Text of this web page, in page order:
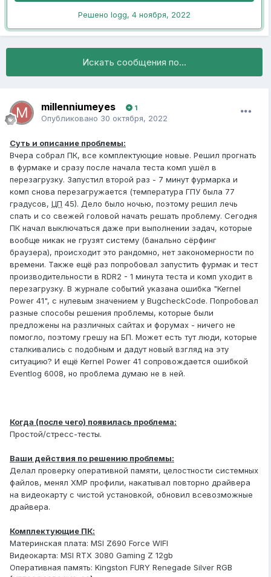
Решено logg, 4 ноября, 2022
Искать сообщения по...
millenniumeyes 1
Опубликовано 30 октября, 2022
Суть и описание проблемы:
Вчера собрал ПК, все комплектующие новые. Решил прогнать
в фурмаке и сразу после начала теста комп ушёл в
перезагрузку. Запустил второй раз - 7 минут фурмарка и
комп снова перезагружается (температура ГПУ была 77
градусов, ЦП 45). Дело было ночью, поэтому решил лечь
спать и со свежей головой начать решать проблему. Сегодня
ПК начал выключаться даже при выполнении задач, которые
вообще никак не грузят систему (банально сёрфинг
браузера), происходит это рандомно, нет закономерности по
времени. Также ещё раз попробовал запустить фурмак и тест
производительности в RDR2 - 1 минута теста и комп уходит в
перезагрузку. В журнале событий указана ошибка "Kernel
Power 41", с нулевым значением у BugcheckCode. Попробовал
разные способы решения проблемы, которые были
предложены на различных сайтах и форумах - ничего не
помогло, поэтому грешу на БП. Может есть тут люди, которые
сталкивались с подобным и дадут новый взгляд на эту
ситуацию? И ещё Kernel Power 41 сопровождается ошибкой
Eventlog 6008, но проблема думаю не в ней.
Когда (после чего) появилась проблема:
Простой/стресс-тесты.
Ваши действия по решению проблемы:
Делал проверку оперативной памяти, целостности системных
файлов, менял XMP профили, накатывал повторно драйвера
на видеокарту с чистой установкой, обновил всевозможные
драйвера.
Комплектующие ПК:
Материнская плата: MSI Z690 Force WIFI
Видеокарта: MSI RTX 3080 Gaming Z 12gb
Оперативная память: Kingston FURY Renegade Silver RGB